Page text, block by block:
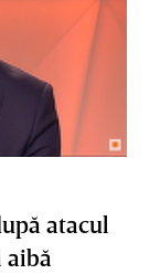
atacul
aibă